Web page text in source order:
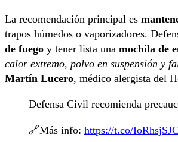
La recomendación principal es
trapos húmedos o vaporizadores.
de fuego y tener lista una mochila de
calor extremo, polvo en suspensión y
Martín Lucero, médico alergista del
Defensa Civil recomienda
🔗Más info: https://t.co/